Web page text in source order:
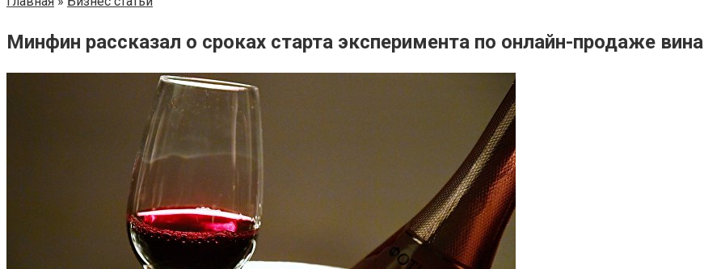
Минфин рассказал о сроках старта эксперимента по онлайн-продаже вина